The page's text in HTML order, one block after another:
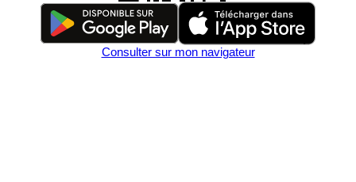
Consulter sur mon navigateur